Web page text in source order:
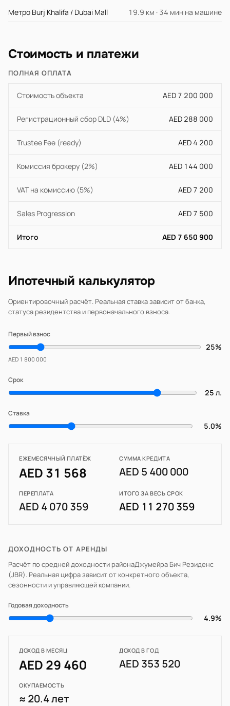
Метро Burj Khalifa / Dubai Mall 19.9 км · 34 мин на машине
Стоимость и платежи
ПОЛНАЯ ОПЛАТА
Стоимость объекта AED 7 200 000
Регистрационный сбор DLD (4%) AED 288 000
Trustee Fee (ready) AED 4 200
Комиссия брокеру (2%) AED 144 000
VAT на комиссию (5%) AED 7 200
Sales Progression AED 7 500
Итого AED 7 650 900
Ипотечный калькулятор
Ориентировочный расчёт. Реальная ставка зависит от банка,
статуса резидентства и первоначального взноса.
Первый взнос
25%
AED 1 800 000
Срок
25 л.
Ставка
5.0%
ЕЖЕМЕСЯЧНЫЙ ПЛАТЁЖ
AED 31 568
СУММА КРЕДИТА
AED 5 400 000
ПЕРЕПЛАТА
AED 4 070 359
ИТОГО ЗА ВЕСЬ СРОК
AED 11 270 359
ДОХОДНОСТЬ ОТ АРЕНДЫ
Расчёт по средней доходности районаДжумейра Бич Резиденс
(JBR). Реальная цифра зависит от конкретного объекта,
сезонности и управляющей компании.
Годовая доходность
4.9%
ДОХОД В МЕСЯЦ
AED 29 460
ДОХОД В ГОД
AED 353 520
ОКУПАЕМОСТЬ
≈ 20.4 лет